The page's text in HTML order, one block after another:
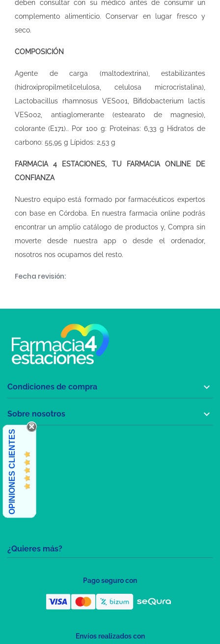
deben consultar con su médico antes de consumir un
complemento alimenticio. Conservar en lugar fresco y
seco.
COMPOSICIÓN
Agente de carga (maltodextrina), estabilizantes
(hidroxipropilmetilcelulosa, celulosa microcristalina),
Lactobacillus rhamnosus VES001, Bifidobacterium lactis
VES002, antiaglomerante (estearato de magnesio),
colorante (E171).. Por 100 g: Proteínas: 6,33 g Hidratos de
carbono: 55,95 g Lípidos: 2,53 g
FARMACIA 4 ESTACIONES, TU FARMACIA ONLINE DE
CONFIANZA
Nuestro equipo está formado por farmacéuticos expertos
con base en Córdoba. En nuestrafarmacia online podrás
encontrar un amplio catálogo de productos y, Compra sin
moverte desde nuestra app o desde el ordenador,
nosotros nos ocupamos del resto.
Fecha revisión:
¿Quieres más?
Condiciones de compra 
Sobre nosotros 
OPINIONES CLIENTES
Pago seguro con
Envíos realizados con